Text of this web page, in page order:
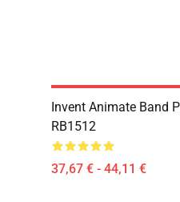
Invent Animate Band
RB1512
37,67 € - 44,11 €